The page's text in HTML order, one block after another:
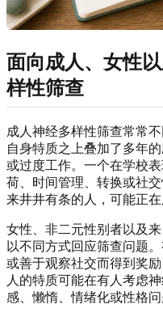
面向成人、女性
样性筛查
成人神经多样性筛查常常
自身特质之上叠加了多年
或过度工作。一个在学校
荷、时间管理、转换或社
来井井有条的人，可能正
女性、非二元性别者以及
以不同方式回应筛查问题
或善于观察社交而得到奖
人的特质可能在有人考虑
感、懒惰、情绪化或性格问